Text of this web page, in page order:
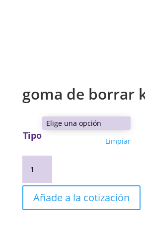
goma de borrar
Tipo Limpiar
de
borrar
kawaii
cantidad
Añade a la cotización